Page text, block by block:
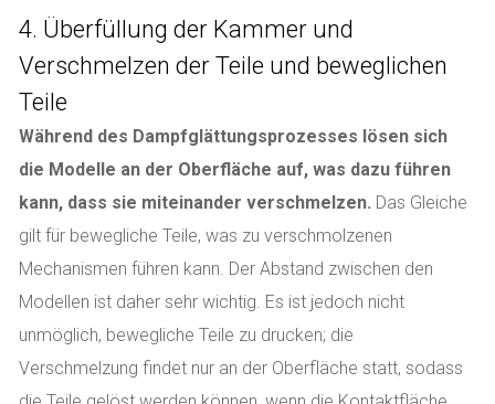
4. Überfüllung der Kammer und
Verschmelzen der Teile und beweglichen
Teile
Während des Dampfglättungsprozesses lösen sich
die Modelle an der Oberfläche auf, was dazu führen
kann, dass sie miteinander verschmelzen. Das Gleiche
gilt für bewegliche Teile, was zu verschmolzenen
Mechanismen führen kann. Der Abstand zwischen den
Modellen ist daher sehr wichtig. Es ist jedoch nicht
unmöglich, bewegliche Teile zu drucken; die
Verschmelzung findet nur an der Oberfläche statt, sodass